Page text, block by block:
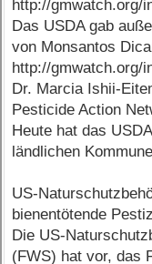
http://gmwatch.org/
Das USDA gab
von Monsantos
http://gmwatch.org/
Dr. Marcia Ishii-
Pesticide Action
Heute hat das
ländlichen
US-
bienentötende
Die US-
(FWS) hat vor, das